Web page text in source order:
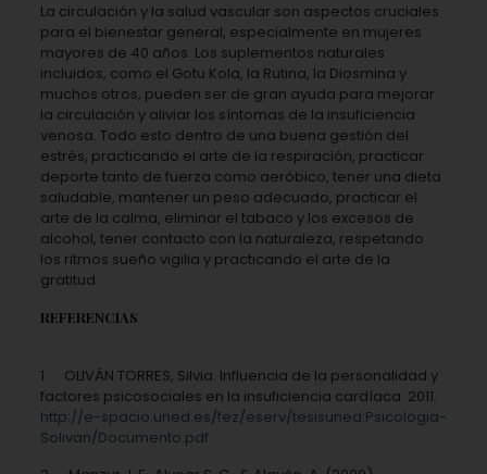
La circulación y la salud vascular son aspectos cruciales
para el bienestar general, especialmente en mujeres
mayores de 40 años. Los suplementos naturales
incluidos, como el Gotu Kola, la Rutina, la Diosmina y
muchos otros, pueden ser de gran ayuda para mejorar
la circulación y aliviar los síntomas de la insuficiencia
venosa. Todo esto dentro de una buena gestión del
estrés, practicando el arte de la respiración, practicar
deporte tanto de fuerza como aeróbico, tener una dieta
saludable, mantener un peso adecuado, practicar el
arte de la calma, eliminar el tabaco y los excesos de
alcohol, tener contacto con la naturaleza, respetando
los ritmos sueño vigilia y practicando el arte de la
gratitud.
REFERENCIAS
1. OLIVÁN TORRES, Silvia. Influencia de la personalidad y
factores psicosociales en la insuficiencia cardíaca. 2011.
http://e-spacio.uned.es/fez/eserv/tesisuned:Psicologia-
Solivan/Documento.pdf